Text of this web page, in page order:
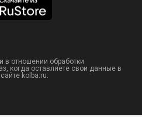
в отношении обработки
когда оставляете свои данные в
kolba.ru.